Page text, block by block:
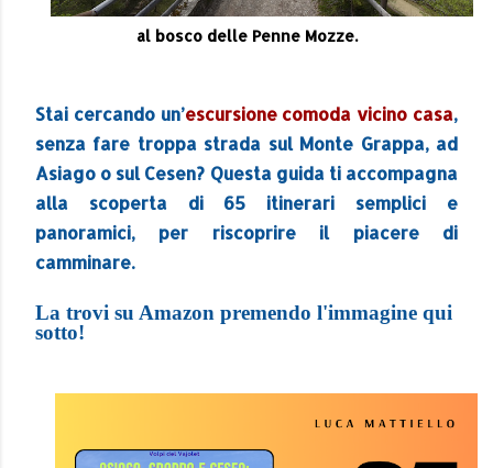
al bosco delle Penne Mozze.
Stai cercando un’escursione comoda vicino casa,
senza fare troppa strada sul Monte Grappa, ad
Asiago o sul Cesen? Questa guida ti accompagna
alla scoperta di 65 itinerari semplici e
panoramici, per riscoprire il piacere di
camminare.
La trovi su Amazon premendo l'immagine qui
sotto!